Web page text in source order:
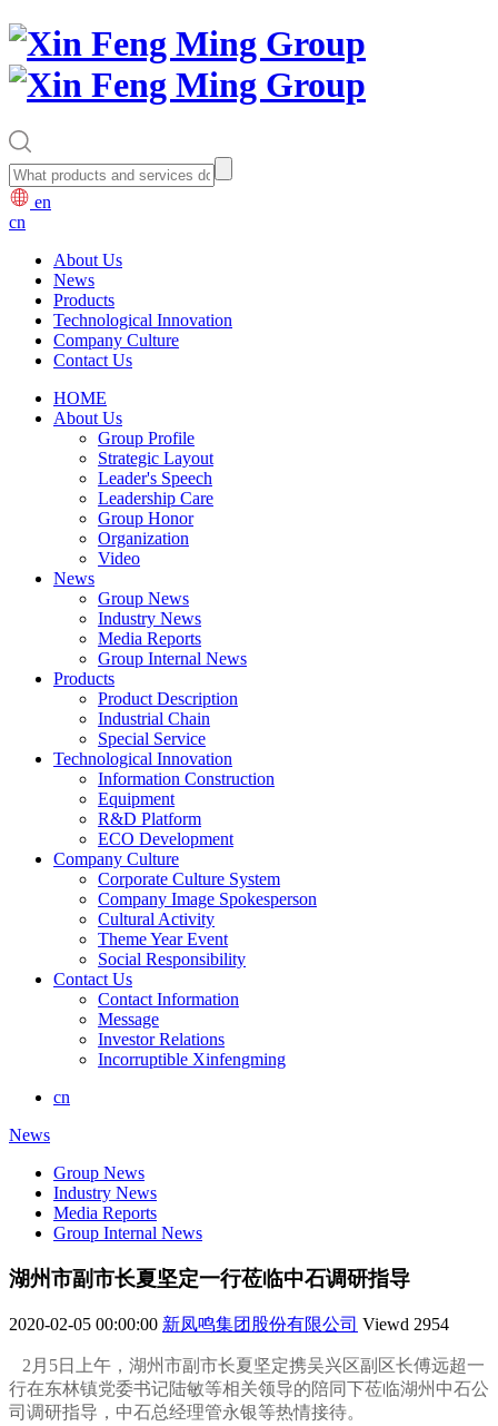
en
cn
About Us
News
Products
Technological Innovation
Company Culture
Contact Us
HOME
About Us
Group Profile
Strategic Layout
Leader's Speech
Leadership Care
Group Honor
Organization
Video
News
Group News
Industry News
Media Reports
Group Internal News
Products
Product Description
Industrial Chain
Special Service
Technological Innovation
Information Construction
Equipment
R&D Platform
ECO Development
Company Culture
Corporate Culture System
Company Image Spokesperson
Cultural Activity
Theme Year Event
Social Responsibility
Contact Us
Contact Information
Message
Investor Relations
Incorruptible Xinfengming
cn
News
Group News
Industry News
Media Reports
Group Internal News
湖州市副市长夏坚定一行莅临中石调研指导
2020-02-05 00:00:00 新凤鸣集团股份有限公司 Viewd 2954
2月5日上午，湖州市副市长夏坚定携吴兴区副区长傅远超一
行在东林镇党委书记陆敏等相关领导的陪同下莅临湖州中石公
司调研指导，中石总经理管永银等热情接待。